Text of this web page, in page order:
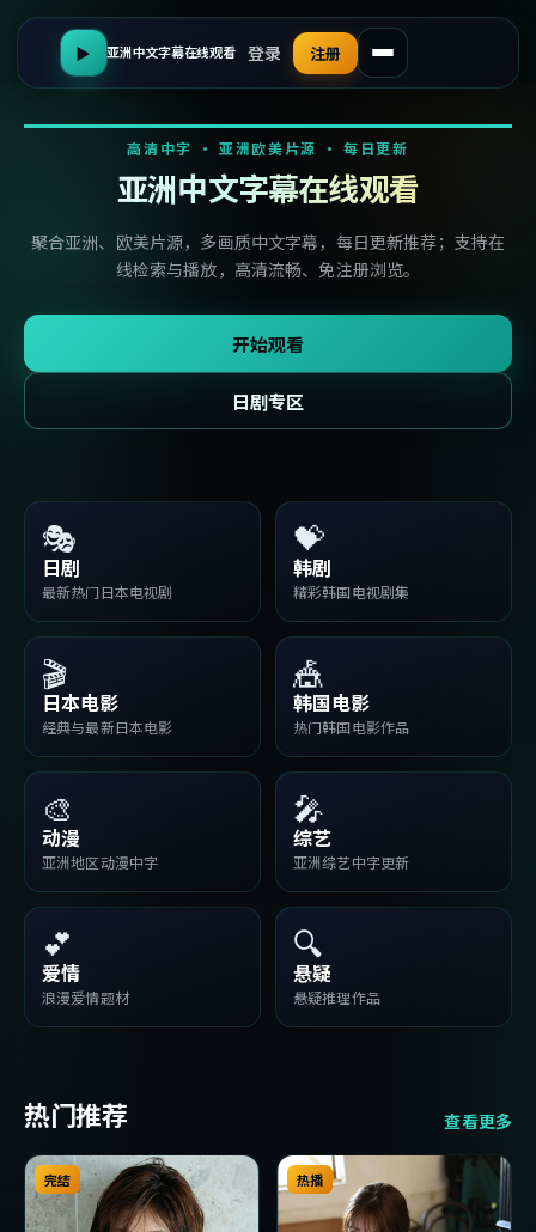
▶ 亚洲中文字幕在线观看 登录 注册
高清中字 · 亚洲欧美片源 · 每日更新
亚洲中文字幕在线观看
聚合亚洲、欧美片源，多画质中文字幕，每日更新推荐；支持在
线检索与播放，高清流畅、免注册浏览。
开始观看
日剧专区
🎭
日剧
最新热门日本电视剧
💝
韩剧
精彩韩国电视剧集
🎬
日本电影
经典与最新日本电影
🎪
韩国电影
热门韩国电影作品
🎨
动漫
亚洲地区动漫中字
🎤
综艺
亚洲综艺中字更新
💕
爱情
浪漫爱情题材
🔍
悬疑
悬疑推理作品
热门推荐 查看更多
完结 热播